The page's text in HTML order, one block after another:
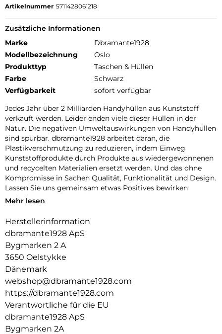
Artikelnummer 5711428061218
Zusätzliche Informationen
Marke
Dbramante1928
Modellbezeichnung
Oslo
Produkttyp
Taschen & Hüllen
Farbe
Schwarz
Verfügbarkeit
sofort verfügbar
Jedes Jahr über 2 Milliarden Handyhüllen aus Kunststoff
verkauft werden. Leider enden viele dieser Hüllen in der
Natur. Die negativen Umweltauswirkungen von Handyhüllen
sind spürbar. dbramante1928 arbeitet daran, die
Plastikverschmutzung zu reduzieren, indem Einweg
Kunststoffprodukte durch Produkte aus wiedergewonnenen
und recycelten Materialien ersetzt werden. Und das ohne
Kompromisse in Sachen Qualität, Funktionalität und Design.
Lassen Sie uns gemeinsam etwas Positives bewirken
ZERTIFIZIERTER RECYCLINGKUNSTSTOF:
Wir verwenden ausschließlich GRS zertifizierten
Recyclingkunststoff. So können wir mit Sicherheit wissen,
dass unsere Produkte so sind, wie wir sie bewerben
AUSSEN SCHLANK, INNEN GROSSZÜGIG:
ein Portemonnaie mit Platz für bis zu 3 Karten.
KICKSTAND-FUNKTION :
Verfügt über eine klappbare Rückseite für freihändiges und
horizontales Videoschauen.
Mehr lesen
Herstellerinformation
dbramante1928 ApS
Bygmarken 2 A
3650 Oelstykke
Dänemark
webshop@dbramante1928.com
https://dbramante1928.com
Verantwortliche für die EU
dbramante1928 ApS
Bygmarken 2A